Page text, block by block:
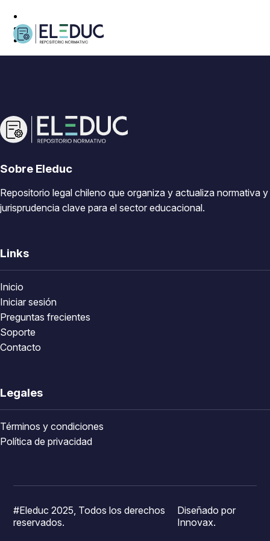
Sobre Eleduc
Repositorio legal chileno que organiza y actualiza normativa y
jurisprudencia clave para el sector educacional.
Links
Inicio
Iniciar sesión
Preguntas frecientes
Soporte
Contacto
Legales
Términos y condiciones
Política de privacidad
#Eleduc 2025, Todos los derechos
reservados.
Diseñado por
Innovax.